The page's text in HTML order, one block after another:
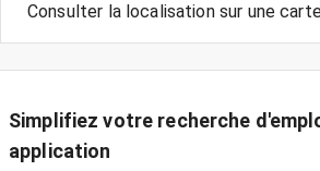
Consulter la localisation sur une
Simplifiez votre recherche
application